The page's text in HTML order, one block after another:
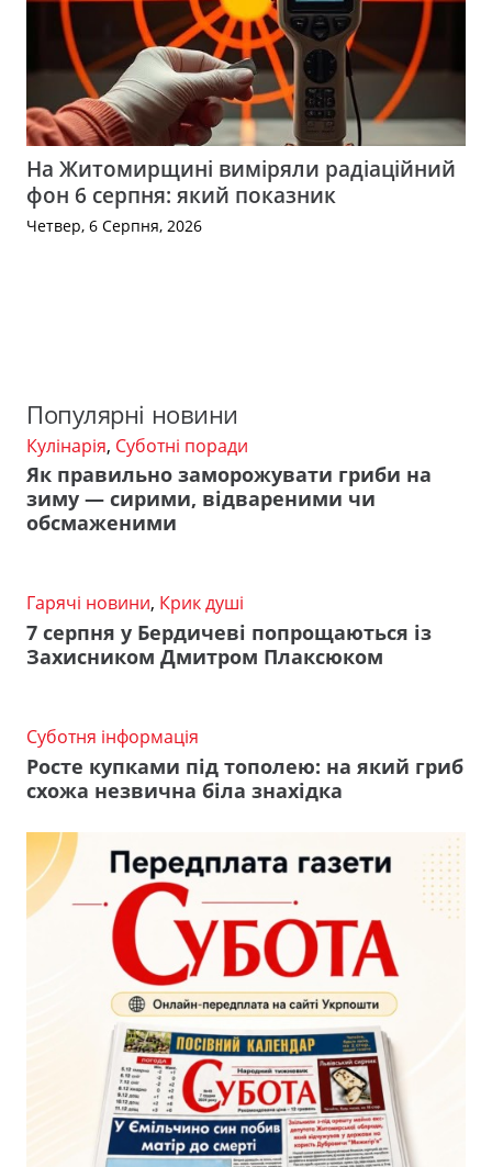
На Житомирщині виміряли радіаційний
фон 6 серпня: який показник
Четвер, 6 Серпня, 2026
Популярні новини
Кулінарія, Суботні поради
Як правильно заморожувати гриби на
зиму — сирими, відвареними чи
обсмаженими
Гарячі новини, Крик душі
7 серпня у Бердичеві попрощаються із
Захисником Дмитром Плаксюком
Суботня інформація
Росте купками під тополею: на який гриб
схожа незвична біла знахідка